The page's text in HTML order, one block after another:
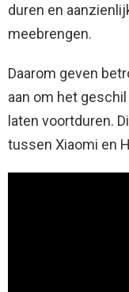
duren en
meebrengen.
Daarom geven
aan om het
laten voortduren.
tussen Xiaomi en